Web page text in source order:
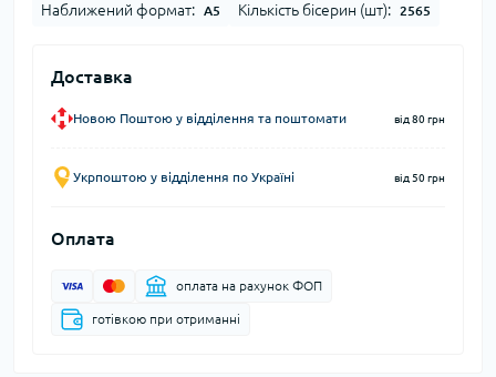
Наближений формат: А5 Кількість бісерин (шт): 2565
Доставка
Новою Поштою у відділення та поштомати від 80 грн
Укрпоштою у відділення по Україні від 50 грн
Оплата
оплата на рахунок ФОП
готівкою при отриманні